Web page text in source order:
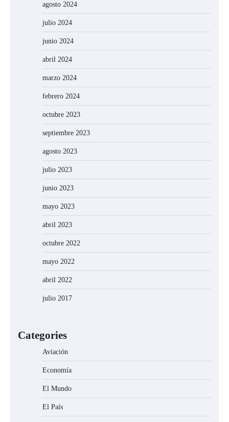
agosto 2024
julio 2024
junio 2024
abril 2024
marzo 2024
febrero 2024
octubre 2023
septiembre 2023
agosto 2023
julio 2023
junio 2023
mayo 2023
abril 2023
octubre 2022
mayo 2022
abril 2022
julio 2017
Categories
Aviación
Economía
El Mundo
El País